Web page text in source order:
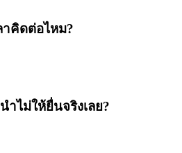
าคิดต่อไหม?
ำไม่ให้ยื่นจริงเลย?